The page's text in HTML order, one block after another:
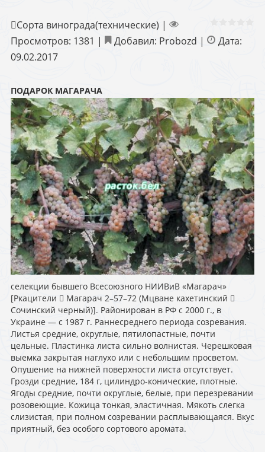
Сорта винограда(технические) |
Просмотров: 1381 | Добавил: Probozd |
Дата:
09.02.2017
ПОДАРОК МАГАРАЧА
селекции бывшего Всесоюзного НИИВиВ «Магарач»
[Ркацители  Магарач 2–57–72 (Мцване кахетинский 
Сочинский черный)]. Районирован в РФ с 2000 г., в
Украине — с 1987 г. Раннесреднего периода созревания.
Листья средние, округлые, пятилопастные, почти
цельные. Пластинка листа сильно волнистая. Черешковая
выемка закрытая наглухо или с небольшим просветом.
Опушение на нижней поверхности листа отсутствует.
Грозди средние, 184 г, цилиндро-конические, плотные.
Ягоды средние, почти округлые, белые, при перезревании
розовеющие. Кожица тонкая, эластичная. Мякоть слегка
слизистая, при полном созревании расплывающаяся. Вкус
приятный, без особого сортового аромата.